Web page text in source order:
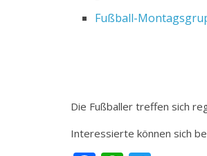
Fußball-
Die Fußballer treffen sich
Interessierte können sich